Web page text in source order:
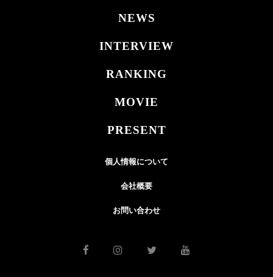
NEWS
INTERVIEW
RANKING
MOVIE
PRESENT
個人情報について
会社概要
お問い合わせ